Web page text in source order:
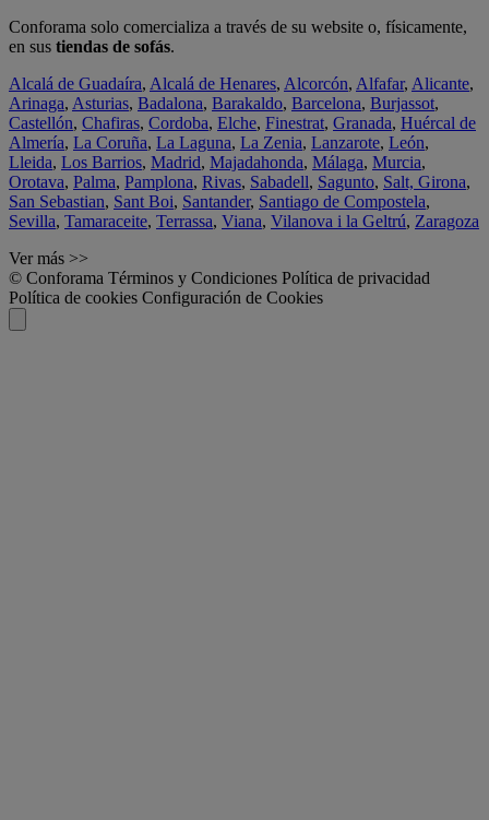
Conforama solo comercializa a través de su website o, físicamente,
en sus tiendas de sofás.
Alcalá de Guadaíra, Alcalá de Henares, Alcorcón, Alfafar, Alicante,
Arinaga, Asturias, Badalona, Barakaldo, Barcelona, Burjassot,
Castellón, Chafiras, Cordoba, Elche, Finestrat, Granada, Huércal de
Almería, La Coruña, La Laguna, La Zenia, Lanzarote, León,
Lleida, Los Barrios, Madrid, Majadahonda, Málaga, Murcia,
Orotava, Palma, Pamplona, Rivas, Sabadell, Sagunto, Salt, Girona,
San Sebastian, Sant Boi, Santander, Santiago de Compostela,
Sevilla, Tamaraceite, Terrassa, Viana, Vilanova i la Geltrú, Zaragoza
Ver más >>
© Conforama Términos y Condiciones Política de privacidad
Política de cookies Configuración de Cookies